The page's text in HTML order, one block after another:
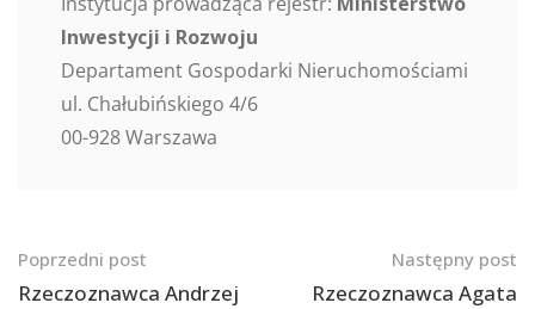
Inwestycji i Rozwoju
Departament Gospodarki Nieruchomościami
ul. Chałubińskiego 4/6
00-928 Warszawa
Nawigacja
Poprzedni post
Rzeczoznawca Andrzej
Następny post
Rzeczoznawca Agata